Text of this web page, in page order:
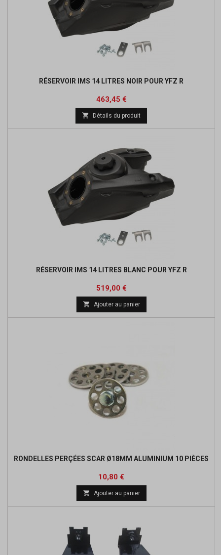
RÉSERVOIR IMS 14 LITRES NOIR POUR YFZ R
Prix
463,45 €
 Détails du produit
RÉSERVOIR IMS 14 LITRES BLANC POUR YFZ R
Prix
519,00 €
 Ajouter au panier
RONDELLES PERÇÉES SCAR Ø18MM ALUMINIUM 10 PIÈCES
Prix
10,80 €
base
 Ajouter au panier